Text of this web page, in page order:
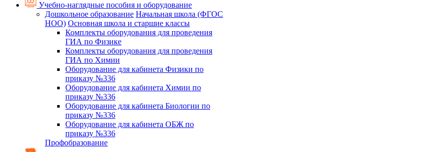
Учебно-наглядные пособия и оборудование
Дошкольное образование Начальная школа (ФГОС
НОО) Основная школа и старшие классы
Комплекты оборудования для проведения
ГИА по Физике
Комплекты оборудования для проведения
ГИА по Химии
Оборудование для кабинета Физики по
приказу №336
Оборудование для кабинета Химии по
приказу №336
Оборудование для кабинета Биологии по
приказу №336
Оборудование для кабинета ОБЖ по
приказу №336
Профобразование